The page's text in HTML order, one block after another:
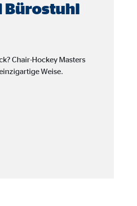
Bürostuhl
Chair-Hockey Masters
Weise.
24 Monate